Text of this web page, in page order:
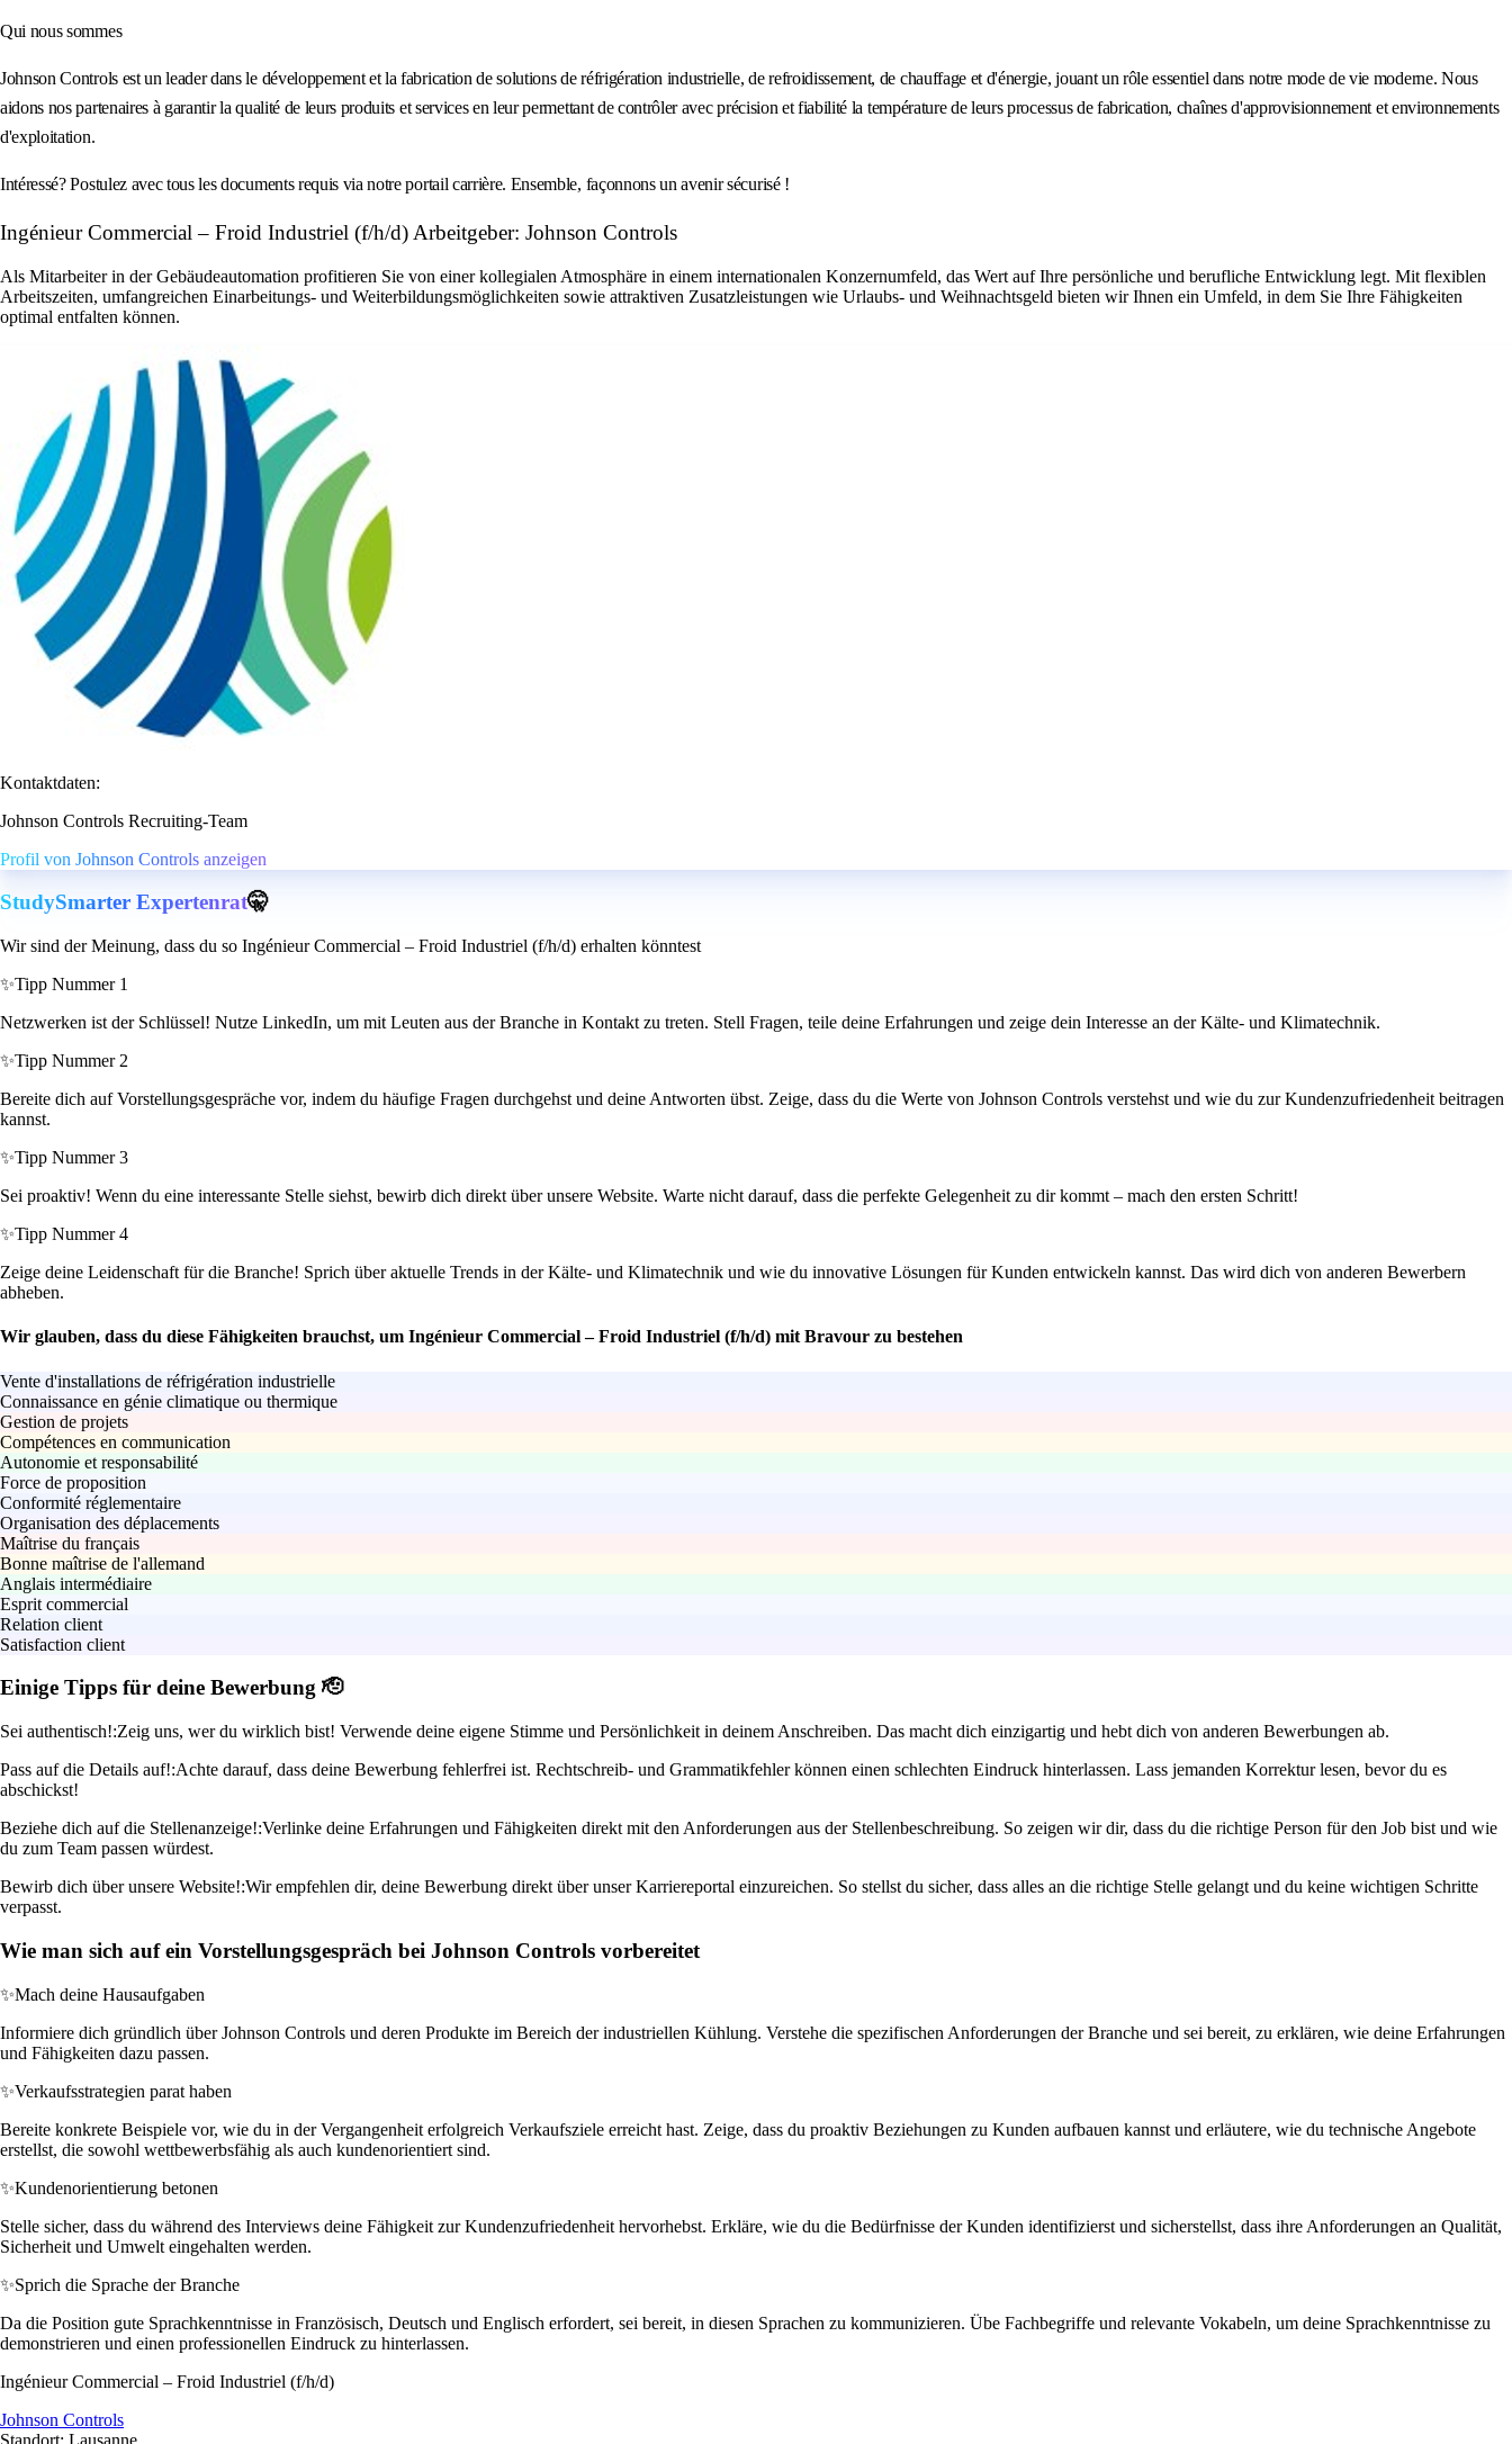
Qui nous sommes
Johnson Controls est un leader dans le développement et la fabrication de solutions de réfrigération industrielle, de refroidissement, de chauffage et d'énergie, jouant un rôle essentiel dans notre mode de vie moderne. Nous
aidons nos partenaires à garantir la qualité de leurs produits et services en leur permettant de contrôler avec précision et fiabilité la température de leurs processus de fabrication, chaînes d'approvisionnement et environnements
d'exploitation.
Intéressé? Postulez avec tous les documents requis via notre portail carrière. Ensemble, façonnons un avenir sécurisé !
Ingénieur Commercial – Froid Industriel (f/h/d) Arbeitgeber: Johnson Controls
Als Mitarbeiter in der Gebäudeautomation profitieren Sie von einer kollegialen Atmosphäre in einem internationalen Konzernumfeld, das Wert auf Ihre persönliche und berufliche Entwicklung legt. Mit flexiblen
Arbeitszeiten, umfangreichen Einarbeitungs- und Weiterbildungsmöglichkeiten sowie attraktiven Zusatzleistungen wie Urlaubs- und Weihnachtsgeld bieten wir Ihnen ein Umfeld, in dem Sie Ihre Fähigkeiten
optimal entfalten können.
Kontaktdaten:
Johnson Controls Recruiting-Team
Profil von Johnson Controls anzeigen
StudySmarter Expertenrat🤫
Wir sind der Meinung, dass du so Ingénieur Commercial – Froid Industriel (f/h/d) erhalten könntest
✨Tipp Nummer 1
Netzwerken ist der Schlüssel! Nutze LinkedIn, um mit Leuten aus der Branche in Kontakt zu treten. Stell Fragen, teile deine Erfahrungen und zeige dein Interesse an der Kälte- und Klimatechnik.
✨Tipp Nummer 2
Bereite dich auf Vorstellungsgespräche vor, indem du häufige Fragen durchgehst und deine Antworten übst. Zeige, dass du die Werte von Johnson Controls verstehst und wie du zur Kundenzufriedenheit beitragen
kannst.
✨Tipp Nummer 3
Sei proaktiv! Wenn du eine interessante Stelle siehst, bewirb dich direkt über unsere Website. Warte nicht darauf, dass die perfekte Gelegenheit zu dir kommt – mach den ersten Schritt!
✨Tipp Nummer 4
Zeige deine Leidenschaft für die Branche! Sprich über aktuelle Trends in der Kälte- und Klimatechnik und wie du innovative Lösungen für Kunden entwickeln kannst. Das wird dich von anderen Bewerbern
abheben.
Wir glauben, dass du diese Fähigkeiten brauchst, um Ingénieur Commercial – Froid Industriel (f/h/d) mit Bravour zu bestehen
Vente d'installations de réfrigération industrielle
Connaissance en génie climatique ou thermique
Gestion de projets
Compétences en communication
Autonomie et responsabilité
Force de proposition
Conformité réglementaire
Organisation des déplacements
Maîtrise du français
Bonne maîtrise de l'allemand
Anglais intermédiaire
Esprit commercial
Relation client
Satisfaction client
Einige Tipps für deine Bewerbung 🫡
Sei authentisch!:Zeig uns, wer du wirklich bist! Verwende deine eigene Stimme und Persönlichkeit in deinem Anschreiben. Das macht dich einzigartig und hebt dich von anderen Bewerbungen ab.
Pass auf die Details auf!:Achte darauf, dass deine Bewerbung fehlerfrei ist. Rechtschreib- und Grammatikfehler können einen schlechten Eindruck hinterlassen. Lass jemanden Korrektur lesen, bevor du es
abschickst!
Beziehe dich auf die Stellenanzeige!:Verlinke deine Erfahrungen und Fähigkeiten direkt mit den Anforderungen aus der Stellenbeschreibung. So zeigen wir dir, dass du die richtige Person für den Job bist und wie
du zum Team passen würdest.
Bewirb dich über unsere Website!:Wir empfehlen dir, deine Bewerbung direkt über unser Karriereportal einzureichen. So stellst du sicher, dass alles an die richtige Stelle gelangt und du keine wichtigen Schritte
verpasst.
Wie man sich auf ein Vorstellungsgespräch bei Johnson Controls vorbereitet
✨Mach deine Hausaufgaben
Informiere dich gründlich über Johnson Controls und deren Produkte im Bereich der industriellen Kühlung. Verstehe die spezifischen Anforderungen der Branche und sei bereit, zu erklären, wie deine Erfahrungen
und Fähigkeiten dazu passen.
✨Verkaufsstrategien parat haben
Bereite konkrete Beispiele vor, wie du in der Vergangenheit erfolgreich Verkaufsziele erreicht hast. Zeige, dass du proaktiv Beziehungen zu Kunden aufbauen kannst und erläutere, wie du technische Angebote
erstellst, die sowohl wettbewerbsfähig als auch kundenorientiert sind.
✨Kundenorientierung betonen
Stelle sicher, dass du während des Interviews deine Fähigkeit zur Kundenzufriedenheit hervorhebst. Erkläre, wie du die Bedürfnisse der Kunden identifizierst und sicherstellst, dass ihre Anforderungen an Qualität,
Sicherheit und Umwelt eingehalten werden.
✨Sprich die Sprache der Branche
Da die Position gute Sprachkenntnisse in Französisch, Deutsch und Englisch erfordert, sei bereit, in diesen Sprachen zu kommunizieren. Übe Fachbegriffe und relevante Vokabeln, um deine Sprachkenntnisse zu
demonstrieren und einen professionellen Eindruck zu hinterlassen.
Ingénieur Commercial – Froid Industriel (f/h/d)
Johnson Controls
Standort: Lausanne